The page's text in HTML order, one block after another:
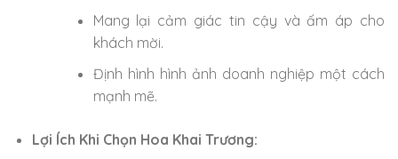
Mang lại cảm giác tin cậy và ấm áp cho
khách mời.
Định hình hình ảnh doanh nghiệp một cách
mạnh mẽ.
Lợi Ích Khi Chọn Hoa Khai Trương: